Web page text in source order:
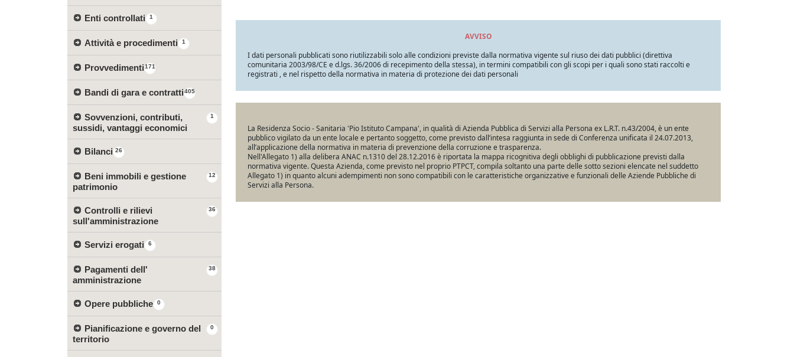
1
Enti controllati
1
Attività e procedimenti
171
Provvedimenti
405
Bandi di gara e contratti
1
Sovvenzioni, contributi,
sussidi, vantaggi economici
26
Bilanci
12
Beni immobili e gestione
patrimonio
36
Controlli e rilievi
sull'amministrazione
6
Servizi erogati
38
Pagamenti dell'
amministrazione
0
Opere pubbliche
0
Pianificazione e governo del
territorio
AVVISO
I dati personali pubblicati sono riutilizzabili solo alle condizioni previste dalla normativa vigente sul riuso dei dati pubblici (direttiva
comunitaria 2003/98/CE e d.lgs. 36/2006 di recepimento della stessa), in termini compatibili con gli scopi per i quali sono stati raccolti e
registrati , e nel rispetto della normativa in materia di protezione dei dati personali
La Residenza Socio - Sanitaria 'Pio Istituto Campana', in qualità di Azienda Pubblica di Servizi alla Persona ex L.R.T. n.43/2004, è un ente
pubblico vigilato da un ente locale e pertanto soggetto, come previsto dall’intesa raggiunta in sede di Conferenza unificata il 24.07.2013,
all’applicazione della normativa in materia di prevenzione della corruzione e trasparenza.
Nell'Allegato 1) alla delibera ANAC n.1310 del 28.12.2016 è riportata la mappa ricognitiva degli obblighi di pubblicazione previsti dalla
normativa vigente. Questa Azienda, come previsto nel proprio PTPCT, compila soltanto una parte delle sotto sezioni elencate nel suddetto
Allegato 1) in quanto alcuni adempimenti non sono compatibili con le caratteristiche organizzative e funzionali delle Aziende Pubbliche di
Servizi alla Persona.